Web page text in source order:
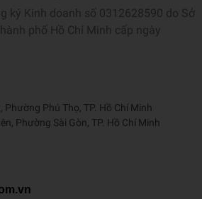
ký Kinh doanh số 0312628590 do Sở
phố Hồ Chí Minh cấp ngày
Phú Thọ, TP. Hồ Chí Minh
Phường Sài Gòn, TP. Hồ Chí Minh